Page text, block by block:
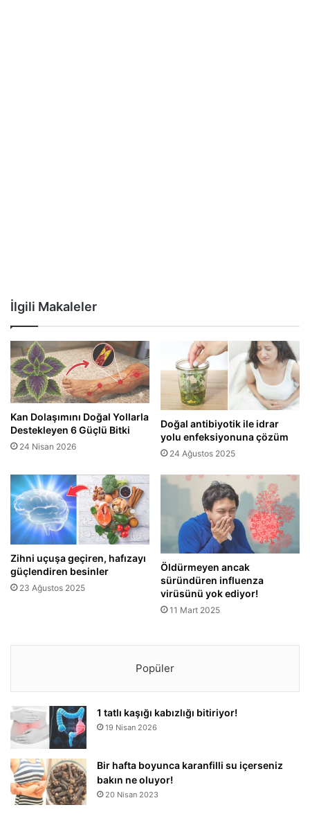
İlgili Makaleler
Kan Dolaşımını Doğal Yollarla
Destekleyen 6 Güçlü Bitki
24 Nisan 2026
Doğal antibiyotik ile idrar
yolu enfeksiyonuna çözüm
24 Ağustos 2025
Zihni uçuşa geçiren, hafızayı
güçlendiren besinler
23 Ağustos 2025
Öldürmeyen ancak
süründüren influenza
virüsünü yok ediyor!
11 Mart 2025
Popüler
1 tatlı kaşığı kabızlığı bitiriyor!
19 Nisan 2026
Bir hafta boyunca karanfilli su içerseniz
bakın ne oluyor!
20 Nisan 2023